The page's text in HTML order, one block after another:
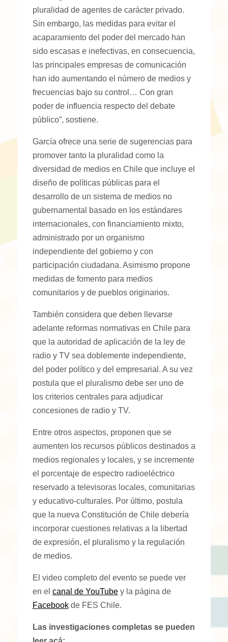
pluralidad de agentes de carácter privado.
Sin embargo, las medidas para evitar el
acaparamiento del poder del mercado han
sido escasas e inefectivas, en consecuencia,
las principales empresas de comunicación
han ido aumentando el número de medios y
frecuencias bajo su control… Con gran
poder de influencia respecto del debate
público”, sostiene.
García ofrece una serie de sugerencias para
promover tanto la pluralidad como la
diversidad de medios en Chile que incluye el
diseño de políticas públicas para el
desarrollo de un sistema de medios no
gubernamental basado en los estándares
internacionales, con financiamiento mixto,
administrado por un organismo
independiente del gobierno y con
participación ciudadana. Asimismo propone
medidas de fomento para medios
comunitarios y de pueblos originarios.
También considera que deben llevarse
adelante reformas normativas en Chile para
que la autoridad de aplicación de la ley de
radio y TV sea doblemente independiente,
del poder político y del empresarial. A su vez
postula que el pluralismo debe ser uno de
los criterios centrales para adjudicar
concesiones de radio y TV.
Entre otros aspectos, proponen que se
aumenten los recursos públicos destinados a
medios regionales y locales, y se incremente
el porcentaje de espectro radioeléctrico
reservado a televisoras locales, comunitarias
y educativo-culturales. Por último, postula
que la nueva Constitución de Chile debería
incorporar cuestiones relativas a la libertad
de expresión, el pluralismo y la regulación
de medios.
El video completo del evento se puede ver
en el canal de YouTubey la página de
Facebookde FES Chile.
Las investigaciones completas se pueden